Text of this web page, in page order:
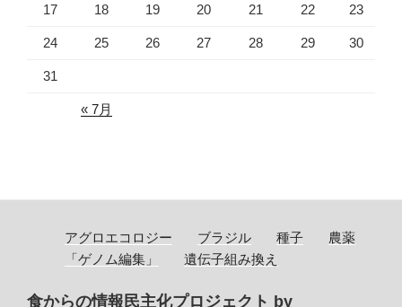
17 18 19 20 21 22 23
24 25 26 27 28 29 30
31
« 7月
アグロエコロジー ブラジル 種子
農薬
「ゲノム編集」
遺伝子組み換え
食からの情報民主化プロジェクト by